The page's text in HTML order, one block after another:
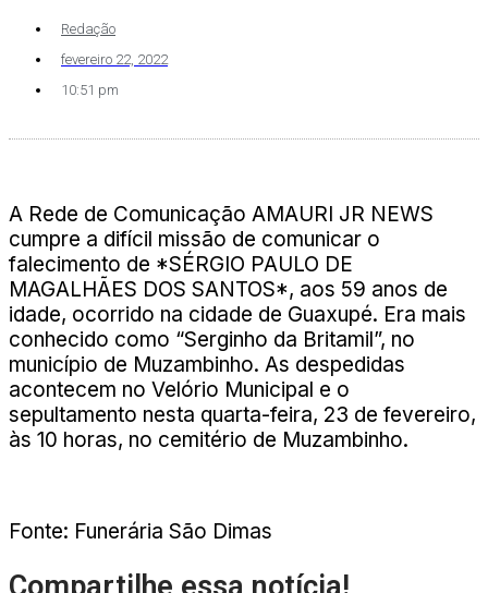
Redação
fevereiro 22, 2022
10:51 pm
A Rede de Comunicação AMAURI JR NEWS
cumpre a difícil missão de comunicar o
falecimento de *SÉRGIO PAULO DE
MAGALHÃES DOS SANTOS*, aos 59 anos de
idade, ocorrido na cidade de Guaxupé. Era mais
conhecido como “Serginho da Britamil”, no
município de Muzambinho. As despedidas
acontecem no Velório Municipal e o
sepultamento nesta quarta-feira, 23 de fevereiro,
às 10 horas, no cemitério de Muzambinho.
Fonte: Funerária São Dimas
Compartilhe essa notícia!